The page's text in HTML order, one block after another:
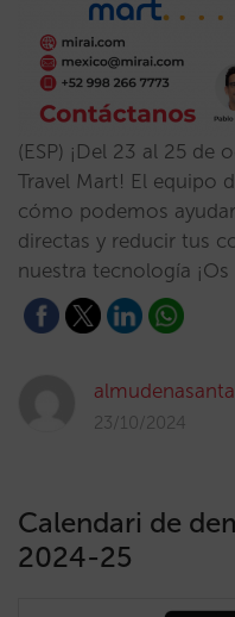
(ESP) ¡Del 23 al 25 de
Travel Mart! El equipo
cómo podemos
directas y reducir tus
nuestra tecnología
23/10/2024
Calendari de
2024-25